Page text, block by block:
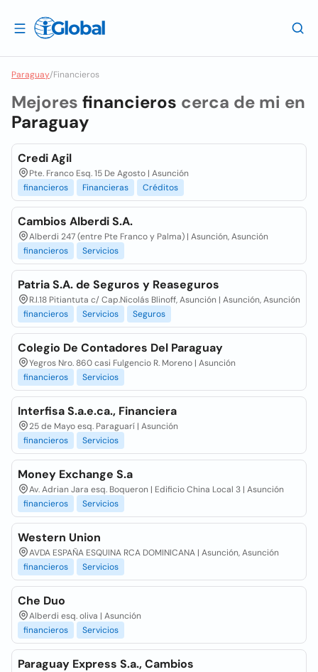
Paraguay/Financieros
Mejores financieros cerca de mi en
Paraguay
Credi Agil
Pte. Franco Esq. 15 De Agosto | Asunción
financieros
Financieras Créditos
Cambios Alberdi S.A.
Alberdi 247 (entre Pte Franco y Palma) | Asunción, Asunción
financieros
Servicios
Patria S.A. de Seguros y Reaseguros
R.I.18 Pitiantuta c/ Cap.Nicolás Blinoff, Asunción | Asunción, Asunción
financieros
Servicios Seguros
Colegio De Contadores Del Paraguay
Yegros Nro. 860 casi Fulgencio R. Moreno | Asunción
financieros
Servicios
Interfisa S.a.e.ca., Financiera
25 de Mayo esq. Paraguarí | Asunción
financieros
Servicios
Money Exchange S.a
Av. Adrian Jara esq. Boqueron | Edificio China Local 3 | Asunción
financieros
Servicios
Western Union
AVDA ESPAÑA ESQUINA RCA DOMINICANA | Asunción, Asunción
financieros
Servicios
Che Duo
Alberdi esq. oliva | Asunción
financieros
Servicios
Paraguay Express S.a., Cambios